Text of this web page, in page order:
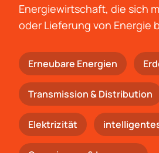
Energiewirtschaft, die sich
oder Lieferung von Energie
Erneubare Energien
Trans­mis­si­on & Distribution
Elektrizität